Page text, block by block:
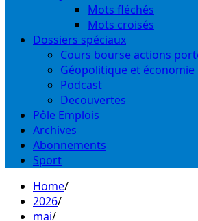
Mots fléchés
Mots croisés
Dossiers spéciaux
Cours bourse actions
Géopolitique et économie
Podcast
Decouvertes
Pôle Emplois
Archives
Abonnements
Sport
Home
2026
mai